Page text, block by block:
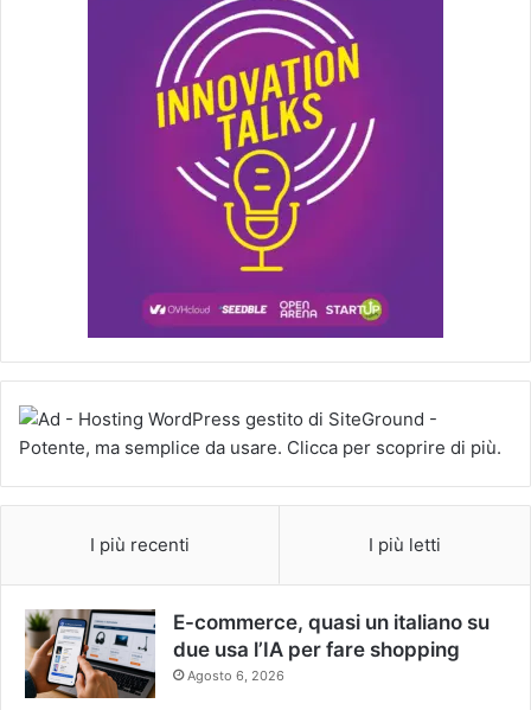
I più recenti I più letti
E-commerce, quasi un italiano su
due usa l’IA per fare shopping
Agosto 6, 2026